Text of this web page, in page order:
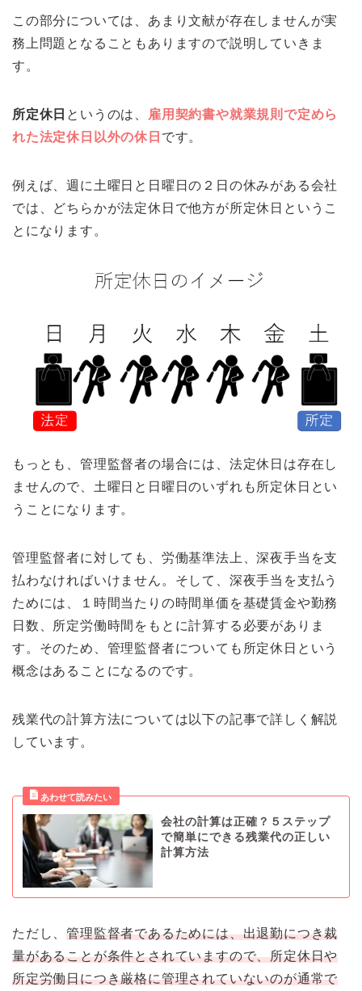
この部分については、あまり文献が存在しませんが実
務上問題となることもありますので説明していきま
す。
所定休日 というのは、
雇用契約書や就業規則で定めら
れた法定休日以外の休日 です。
例えば、週に土曜日と日曜日の２日の休みがある会社
では、どちらかが法定休日で他方が所定休日というこ
とになります。
もっとも、管理監督者の場合には、法定休日は存在し
ませんので、土曜日と日曜日のいずれも所定休日とい
うことになります。
管理監督者に対しても、労働基準法上、深夜手当を支
払わなければいけません。そして、深夜手当を支払う
ためには、１時間当たりの時間単価を基礎賃金や勤務
日数、所定労働時間をもとに計算する必要がありま
す。そのため、管理監督者についても所定休日という
概念はあることになるのです。
残業代の計算方法については以下の記事で詳しく解説
しています。
会社の計算は正確？５ステップ
で簡単にできる残業代の正しい
計算方法
ただし、管理監督者であるためには、出退勤につき裁
量があることが条件とされていますので、所定休日や
所定労働日につき厳格に管理されていないのが通常で